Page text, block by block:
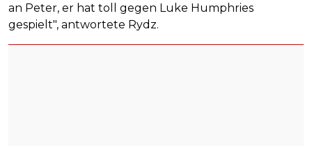
an Peter, er hat toll gegen Luke Humphries
gespielt", antwortete Rydz.